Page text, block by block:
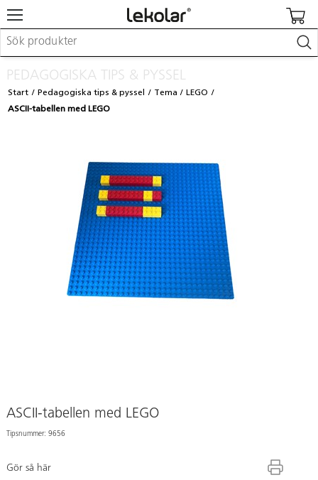
Möbler & inredning
Skapa
Leka
Logga in / Registrera dig
Hitta din säljare
Kontakta Lekolar
PEDAGOGISKA TIPS & PYSSEL
Start Pedagogiska tips & pyssel Tema
LEGO
ASCII-tabellen med LEGO
ASCII-tabellen med LEGO
Tipsnummer: 9656
Gör så här